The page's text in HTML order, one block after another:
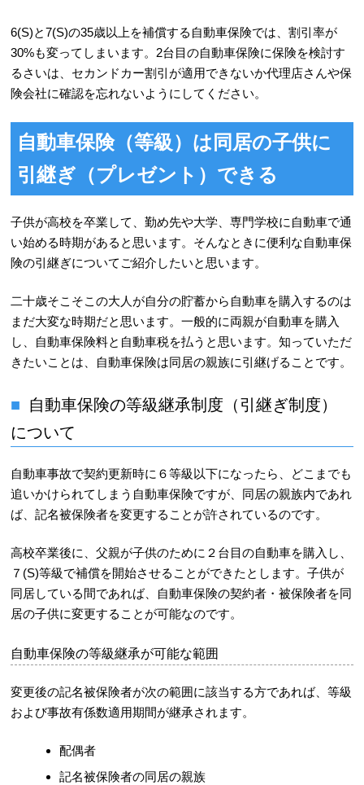
6(S)と7(S)の35歳以上を補償する自動車保険では、割引率が
30%も変ってしまいます。2台目の自動車保険に保険を検討す
るさいは、セカンドカー割引が適用できないか代理店さんや保
険会社に確認を忘れないようにしてください。
自動車保険（等級）は同居の子供に
引継ぎ（プレゼント）できる
子供が高校を卒業して、勤め先や大学、専門学校に自動車で通
い始める時期があると思います。そんなときに便利な自動車保
険の引継ぎについてご紹介したいと思います。
二十歳そこそこの大人が自分の貯蓄から自動車を購入するのは
まだ大変な時期だと思います。一般的に両親が自動車を購入
し、自動車保険料と自動車税を払うと思います。知っていただ
きたいことは、自動車保険は同居の親族に引継げることです。
自動車保険の等級継承制度（引継ぎ制度）
について
自動車事故で契約更新時に６等級以下になったら、どこまでも
追いかけられてしまう自動車保険ですが、同居の親族内であれ
ば、記名被保険者を変更することが許されているのです。
高校卒業後に、父親が子供のために２台目の自動車を購入し、
７(S)等級で補償を開始させることができたとします。子供が
同居している間であれば、自動車保険の契約者・被保険者を同
居の子供に変更することが可能なのです。
自動車保険の等級継承が可能な範囲
変更後の記名被保険者が次の範囲に該当する方であれば、等級
および事故有係数適用期間が継承されます。
配偶者
記名被保険者の同居の親族